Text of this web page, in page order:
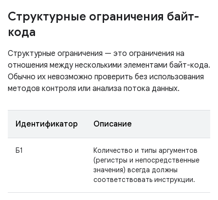
Структурные ограничения байт-
кода
Структурные ограничения — это ограничения на
отношения между несколькими элементами байт-кода.
Обычно их невозможно проверить без использования
методов контроля или анализа потока данных.
Идентификатор Описание
Б1
Количество и типы аргументов
(регистры и непосредственные
значения) всегда должны
соответствовать инструкции.